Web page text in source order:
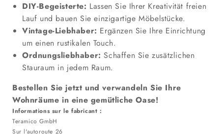
DIY-Begeisterte: Lassen Sie Ihrer Kreativität freien
Lauf und bauen Sie einzigartige Möbelstücke.
Vintage-Liebhaber: Ergänzen Sie Ihre Einrichtung
um einen rustikalen Touch.
Ordnungsliebhaber: Schaffen Sie zusätzlichen
Stauraum in jedem Raum.
Bestellen Sie jetzt und verwandeln Sie Ihre
Wohnräume in eine gemütliche Oase!
Informations sur le fabricant :
Teramico GmbH
Sur l'autoroute 26